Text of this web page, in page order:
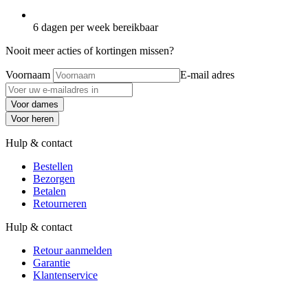
6 dagen per week bereikbaar
Nooit meer acties of kortingen missen?
Voornaam E-mail adres
Voor dames
Voor heren
Hulp & contact
Bestellen
Bezorgen
Betalen
Retourneren
Hulp & contact
Retour aanmelden
Garantie
Klantenservice